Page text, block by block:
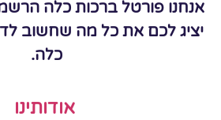
אנחנו פורטל ברכות כלה
יציג לכם את כל מה שחשוב
כלה.
אודותינו